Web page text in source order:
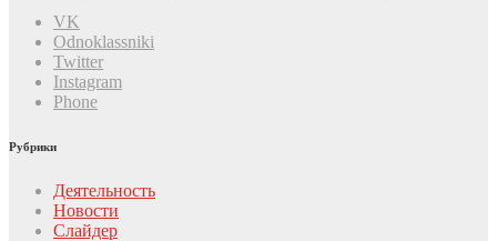
VK
Odnoklassniki
Twitter
Instagram
Phone
Рубрики
Деятельность
Новости
Слайдер